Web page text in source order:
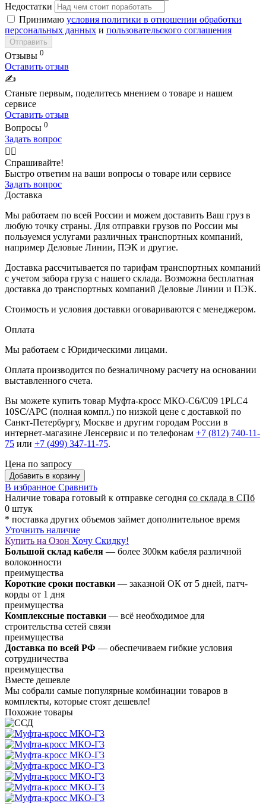
Недостатки
Принимаю условия политики в отношении обработки
персональных данных и пользовательского соглашения
Отправить
Отзывы 0
Оставить отзыв
✍️
Станьте первым, поделитесь мнением о товаре и нашем
сервисе
Оставить отзыв
Вопросы 0
Задать вопрос
🙋‍♂️
Спрашивайте!
Быстро ответим на ваши вопросы о товаре или сервисе
Задать вопрос
Доставка
Мы работаем по всей России и можем доставить Ваш груз в
любую точку страны. Для отправки грузов по России мы
пользуемся услугами различных транспортных компаний,
например Деловые Линии, ПЭК и другие.
Доставка рассчитывается по тарифам транспортных компаний
с учетом забора груза с нашего склада. Возможна бесплатная
доставка до транспортных компаний Деловые Линии и ПЭК.
Стоимость и условия доставки оговариваются с менеджером.
Оплата
Мы работаем с Юридическими лицами.
Оплата производится по безналичному расчету на основании
выставленного счета.
Вы можете купить товар Муфта-кросс МКО-С6/С09 1PLC4
10SC/APC (полная компл.) по низкой цене с доставкой по
Санкт-Петербургу, Москве и другим городам России в
интернет-магазине Ленсервис и по телефонам +7 (812) 740-11-
75 или +7 (499) 347-11-75.
Цена по запросу
Добавить в корзину
В избранное Сравнить
Наличие товара готовый к отправке сегодня со склада в СПб
0 штук
* поставка других объемов займет дополнительное время
Уточнить наличие
Купить на Озон Хочу Скидку!
Большой склад кабеля — более 300км кабеля различной
волоконности
преимущества
Короткие сроки поставки — заказной ОК от 5 дней, патч-
корды от 1 дня
преимущества
Комплексные поставки — всё необходимое для
строительства сетей связи
преимущества
Доставка по всей РФ — обеспечиваем гибкие условия
сотрудничества
преимущества
Вместе дешевле
Мы собрали самые популярные комбинации товаров в
комплекты, которые стоят дешевле!
Похожие товары